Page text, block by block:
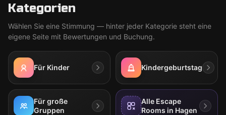
Kategorien
Wählen Sie eine Stimmung — hinter jeder Kategorie steht eine
eigene Seite mit Bewertungen und Buchung.
Für Kinder Kindergeburtstag
Für große
Gruppen
Alle Escape
Rooms in Hagen